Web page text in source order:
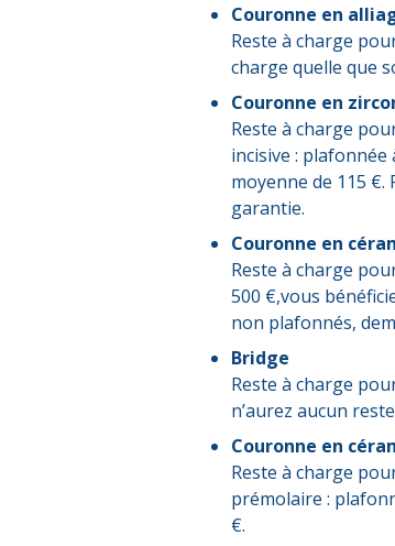
Couronne en
Reste à charge
charge quelle que
Couronne en
Reste à charge
incisive : plafonnée
moyenne de 115
garantie.
Couronne en
Reste à charge
500 €,vous
non plafonnés,
Bridge
Reste à charge
n’aurez aucun
Couronne en
Reste à charge
prémolaire :
€.